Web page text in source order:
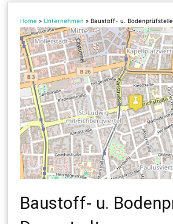
Home »Unternehmen »Baustoff- u.
Baustoff- u.